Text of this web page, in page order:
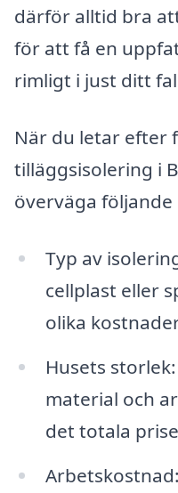
därför alltid bra
för att få en
rimligt i just ditt
När du letar efter
tilläggsisolering i
överväga följande
Typ av
cellplast eller
olika
Husets
material och
det totala